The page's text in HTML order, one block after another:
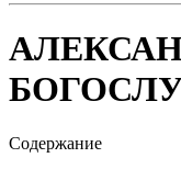
Содержание